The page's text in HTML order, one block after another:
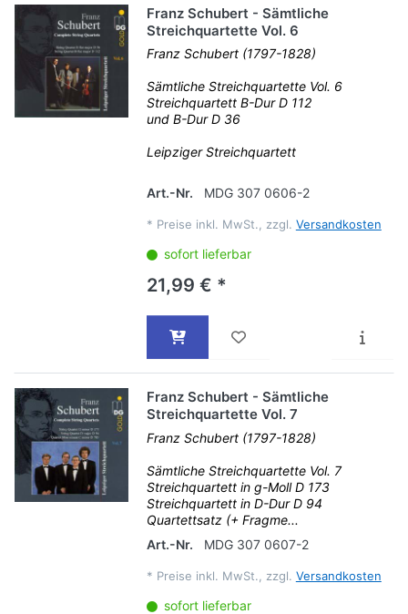
Franz Schubert - Sämtliche
Streichquartette Vol. 6
Franz Schubert (1797-1828)
Sämtliche Streichquartette Vol. 6
Streichquartett B-Dur D 112
und B-Dur D 36
Leipziger Streichquartett
Art.-Nr. MDG 307 0606-2
* Preise inkl. MwSt., zzgl. Versandkosten
sofort lieferbar
21,99 € *
Franz Schubert - Sämtliche
Streichquartette Vol. 7
Franz Schubert (1797-1828)
Sämtliche Streichquartette Vol. 7
Streichquartett in g-Moll D 173
Streichquartett in D-Dur D 94
Quartettsatz (+ Fragme...
Art.-Nr.
MDG 307 0607-2
* Preise inkl. MwSt., zzgl. Versandkosten
sofort lieferbar